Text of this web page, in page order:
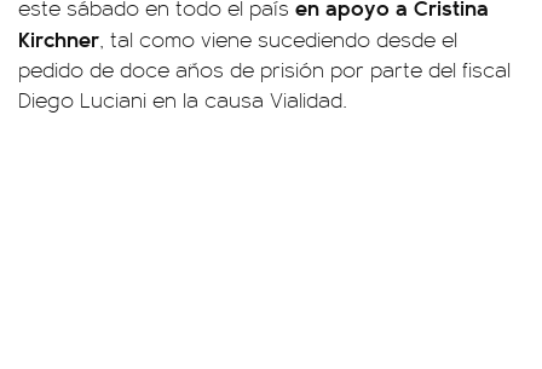
este sábado en todo el país en apoyo a Cristina
Kirchner, tal como viene sucediendo desde el
pedido de doce años de prisión por parte del fiscal
Diego Luciani en la causa Vialidad.